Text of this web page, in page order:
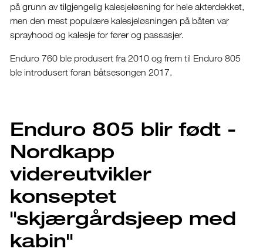
på grunn av tilgjengelig kalesjeløsning for hele akterdekket,
men den mest populære kalesjeløsningen på båten var
sprayhood og kalesje for fører og passasjer.
Enduro 760 ble produsert fra 2010 og frem til Enduro 805
ble introdusert foran båtsesongen 2017.
Enduro 805 blir født -
Nordkapp
videreutvikler
konseptet
"skjærgårdsjeep med
kabin"